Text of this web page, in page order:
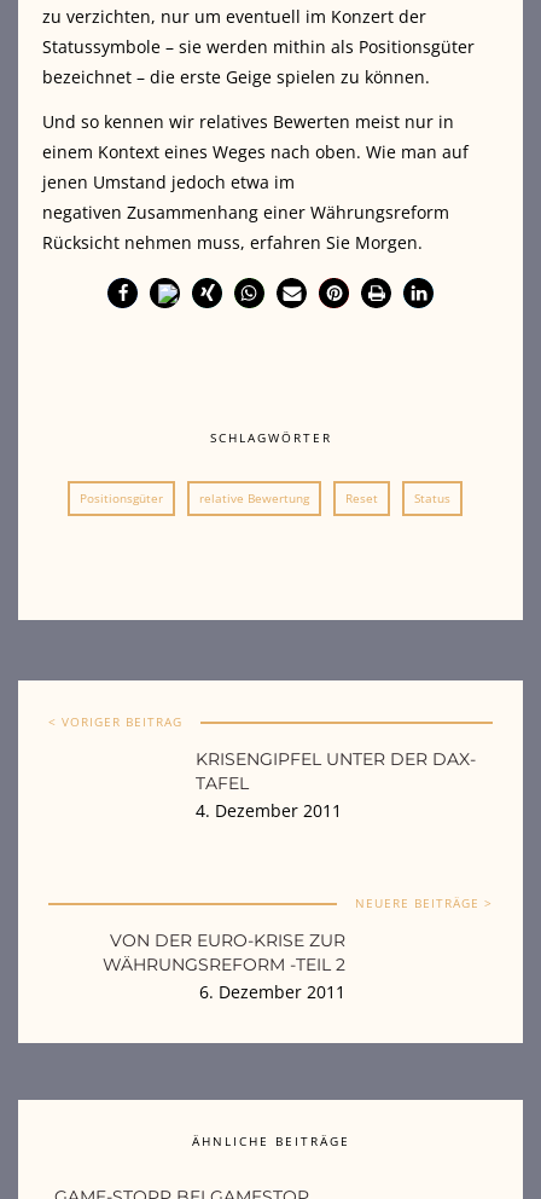
zu verzichten, nur um eventuell im Konzert der
Statussymbole – sie werden mithin als Positionsgüter
bezeichnet – die erste Geige spielen zu können.
Und so kennen wir relatives Bewerten meist nur in
einem Kontext eines Weges nach oben. Wie man auf
jenen Umstand jedoch etwa im
negativen Zusammenhang einer Währungsreform
Rücksicht nehmen muss, erfahren Sie Morgen.
SCHLAGWÖRTER
Positionsgüter relative Bewertung Reset Status
< VORIGER BEITRAG
KRISENGIPFEL UNTER DER DAX-
TAFEL
4. Dezember 2011
NEUERE BEITRÄGE >
VON DER EURO-KRISE ZUR
WÄHRUNGSREFORM -TEIL 2
6. Dezember 2011
ÄHNLICHE BEITRÄGE